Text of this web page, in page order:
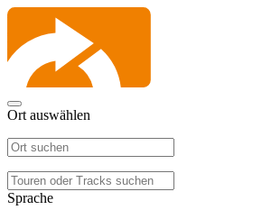
Ort auswählen
Sprache